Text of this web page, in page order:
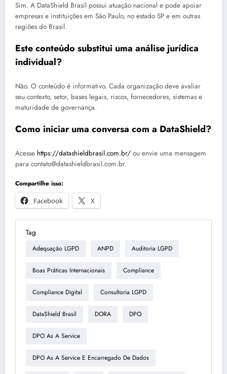
Sim. A DataShield Brasil possui atuação nacional e pode apoiar
empresas e instituições em São Paulo, no estado SP e em outras
regiões do Brasil.
Este conteúdo substitui uma análise jurídica
individual?
Não. O conteúdo é informativo. Cada organização deve avaliar
seu contexto, setor, bases legais, riscos, fornecedores, sistemas e
maturidade de governança.
Como iniciar uma conversa com a DataShield?
Acesse https://datashieldbrasil.com.br/ ou envie uma mensagem
para contato@datashieldbrasil.com.br.
Compartilhe isso:
Facebook
X
Tag
Adequação LGPD ANPD Auditoria LGPD
Boas Práticas Internacionais Compliance
Compliance Digital Consultoria LGPD
DataShield Brasil DORA DPO
DPO As A Service
DPO As A Service E Encarregado De Dados